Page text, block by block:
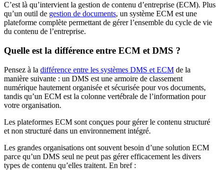
C’est là qu’intervient la gestion de contenu d’entreprise (ECM). Plus
qu’un outil de gestion de documents, un système ECM est une
plateforme complète permettant de gérer l’ensemble du cycle de vie
du contenu de l’entreprise.
Quelle est la différence entre ECM et DMS ?
Pensez à la différence entre les systèmes DMS et ECM de la
manière suivante : un DMS est une armoire de classement
numérique hautement organisée et sécurisée pour vos documents,
tandis qu’un ECM est la colonne vertébrale de l’information pour
votre organisation.
Les plateformes ECM sont conçues pour gérer le contenu structuré
et non structuré dans un environnement intégré.
Les grandes organisations ont souvent besoin d’une solution ECM
parce qu’un DMS seul ne peut pas gérer efficacement les divers
types de contenu qu’elles traitent. En bref :